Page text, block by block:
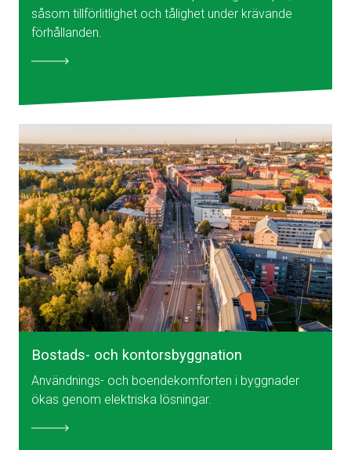
såsom tillförlitlighet och tålighet under krävande
förhållanden.
Bostads- och kontorsbyggnation
Användnings- och boendekomforten i byggnader
ökas genom elektriska lösningar.